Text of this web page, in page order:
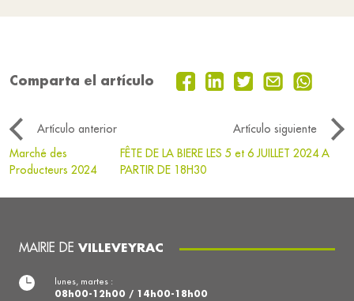
Comparta el artículo
Artículo anterior
Artículo siguiente
Marché des
Producteurs 2024
FÊTE DE LA BIERE LES 5 et 6 JUILLET 2024 A
PARTIR DE 18H30
MAIRIE DE VILLEVEYRAC
lunes, martes :
08h00-12h00 / 14h00-18h00